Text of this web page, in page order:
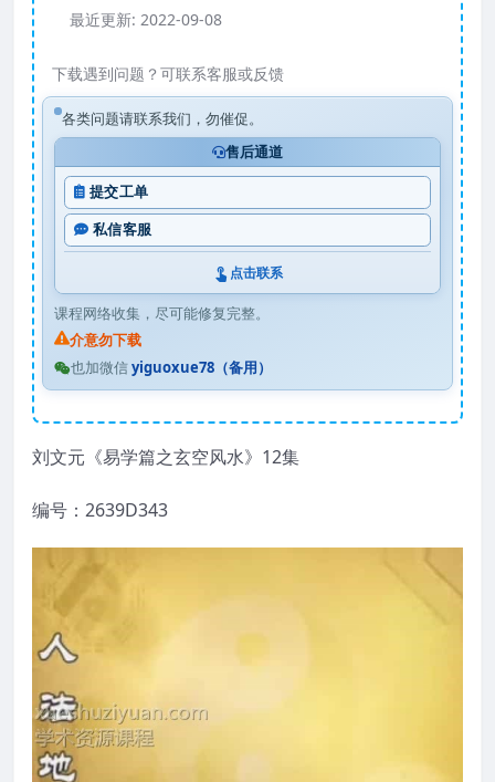
最近更新: 2022-09-08
下载遇到问题？可联系客服或反馈
各类问题请联系我们，勿催促。
售后通道
提交工单
私信客服
点击联系
课程网络收集，尽可能修复完整。
介意勿下载
也加微信yiguoxue78（备用）
刘文元《易学篇之玄空风水》12集
编号：2639D343